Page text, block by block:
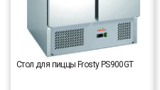
Стол для пиццы Frosty PS900GT